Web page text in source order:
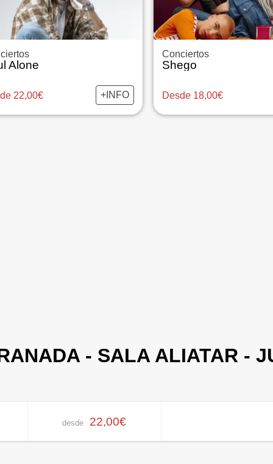
Alone
22,00€ +INFO
Conciertos
Shego
Desde 18,00€
- SALA ALIATAR -
desde 22,00€